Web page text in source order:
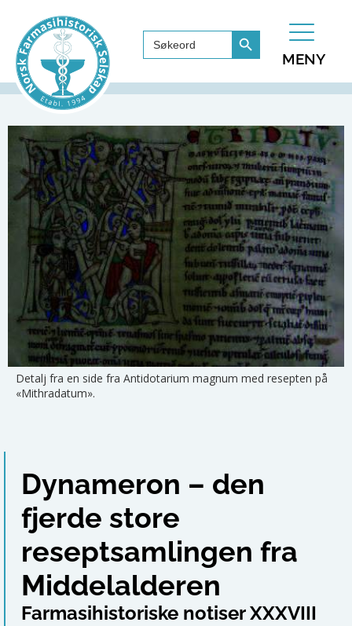
Search
for:
Search Button
MENY
Detalj fra en side fra Antidotarium magnum med resepten på
«Mithradatum».
Dynameron – den
fjerde store
reseptsamlingen fra
Middelalderen
Farmasihistoriske notiser XXXVIII